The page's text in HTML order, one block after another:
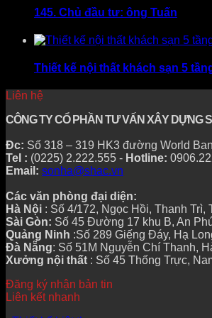
145. Chủ đầu tư: ông Tuấn
Thiết kế nội thất khách sạn 5
Liên hệ
CÔNG TY CỔ PHẦN TƯ VẤN XÂY DỰNG
Đc: Số 318 – 319 HK3 đường World
Tel : (0225) 2.222.555 - Hotline:
Email: sonha@shac.vn
Các văn phòng đại diện:
Hà Nội : Số 4/172, Ngọc Hồi, Thanh Trì,
Sài Gòn: Số 45 Đường 17 khu B, An
Quảng Ninh :Số 289 Giếng Đáy, Hạ
Đà Nẵng: Số 51M Nguyễn Chí Thanh,
Xưởng nội thất : Số 45 Thống Trực,
Đăng ký nhận bản tin
Liên kết nhanh